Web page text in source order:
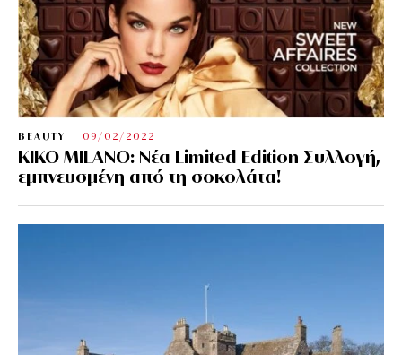
BEAUTY 09/02/2022
KIKO MILANO: Νέα Limited Edition Συλλογή,
εμπνευσμένη από τη σοκολάτα!